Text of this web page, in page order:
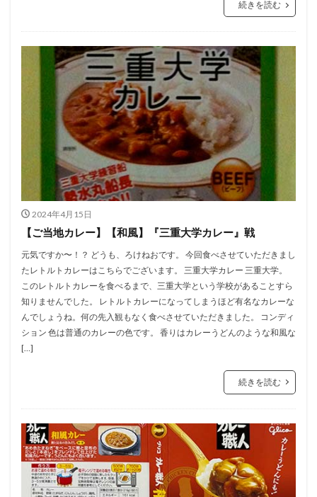
続きを読む
2024年4月15日
【ご当地カレー】【和風】『三重大学カレー』戦
元気ですか〜！？ どうも、ろけねおです。 今回食べさせていただきまし
たレトルトカレーはこちらでございます。 三重大学カレー 三重大学。
このレトルトカレーを食べるまで、三重大学という学校があることすら
知りませんでした。 レトルトカレーになってしまうほど有名なカレーな
んでしょうね。何の先入観もなく食べさせていただきました。 コンディ
ション 色は普通のカレーの色です。 香りはカレーうどんのような和風な
[…]
続きを読む